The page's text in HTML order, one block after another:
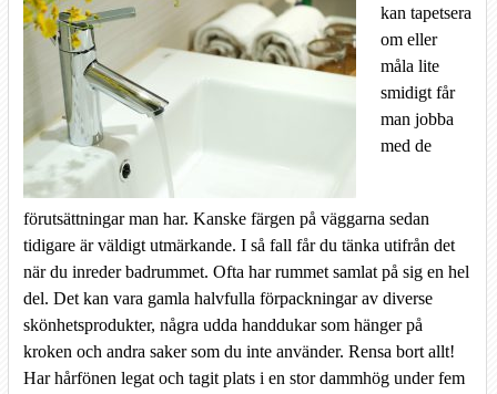
kan tapetsera
om eller
måla lite
smidigt får
man jobba
med de
förutsättningar man har. Kanske färgen på väggarna sedan
tidigare är väldigt utmärkande. I så fall får du tänka utifrån det
när du inreder badrummet. Ofta har rummet samlat på sig en hel
del. Det kan vara gamla halvfulla förpackningar av diverse
skönhetsprodukter, några udda handdukar som hänger på
kroken och andra saker som du inte använder. Rensa bort allt!
Har hårfönen legat och tagit plats i en stor dammhög under fem